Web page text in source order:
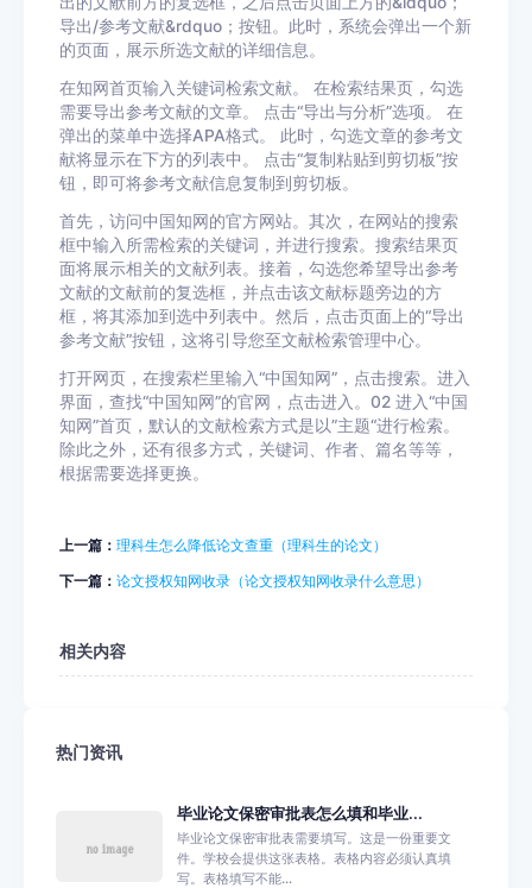
导出/参考文献&rdquo；按钮。此时，系统会弹出一个新
的页面，展示所选文献的详细信息。
在知网首页输入关键词检索文献。 在检索结果页，勾选
需要导出参考文献的文章。 点击“导出与分析”选项。 在
弹出的菜单中选择APA格式。 此时，勾选文章的参考文
献将显示在下方的列表中。 点击“复制粘贴到剪切板”按
钮，即可将参考文献信息复制到剪切板。
首先，访问中国知网的官方网站。其次，在网站的搜索
框中输入所需检索的关键词，并进行搜索。搜索结果页
面将展示相关的文献列表。接着，勾选您希望导出参考
文献的文献前的复选框，并点击该文献标题旁边的方
框，将其添加到选中列表中。然后，点击页面上的“导出
参考文献”按钮，这将引导您至文献检索管理中心。
打开网页，在搜索栏里输入“中国知网”，点击搜索。进入
界面，查找“中国知网”的官网，点击进入。02 进入“中国
知网”首页，默认的文献检索方式是以”主题“进行检索。
除此之外，还有很多方式，关键词、作者、篇名等等，
根据需要选择更换。
上一篇： 理科生怎么降低论文查重（理科生的论文）
下一篇： 论文授权知网收录（论文授权知网收录什么意思）
相关内容
热门资讯
毕业论文保密审批表怎么填和毕业...
毕业论文保密审批表需要填写。这是一份重要文
件。学校会提供这张表格。表格内容必须认真填
写。表格填写不能...